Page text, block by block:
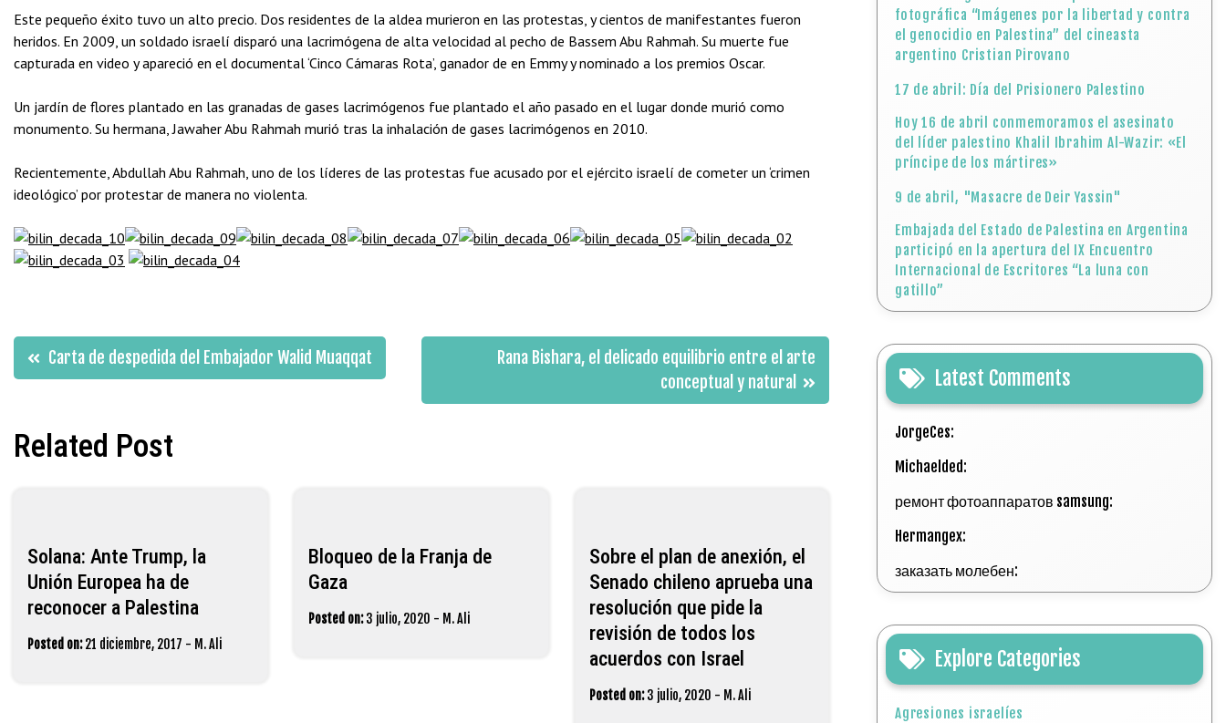
Este pequeño éxito tuvo un alto precio. Dos residentes de la aldea murieron en las protestas, y cientos de manifestantes fueron
heridos. En 2009, un soldado israelí disparó una lacrimógena de alta velocidad al pecho de Bassem Abu Rahmah. Su muerte fue
capturada en video y apareció en el documental ‘Cinco Cámaras Rota’, ganador de en Emmy y nominado a los premios Oscar.
Un jardín de flores plantado en las granadas de gases lacrimógenos fue plantado el año pasado en el lugar donde murió como
monumento. Su hermana, Jawaher Abu Rahmah murió tras la inhalación de gases lacrimógenos en 2010.
Recientemente, Abdullah Abu Rahmah, uno de los líderes de las protestas fue acusado por el ejército israelí de cometer un ‘crimen
ideológico’ por protestar de manera no violenta.
Navegación
entradas
Carta de despedida del Embajador Walid Muaqqat
Rana Bishara, el delicado equilibrio entre el arte
conceptual y natural
Related Post
Solana: Ante Trump, la
Unión Europea ha de
reconocer a Palestina
Posted on: 21 diciembre, 2017 - M. Ali
Bloqueo de la Franja de
Gaza
Posted on: 3 julio, 2020 - M. Ali
Sobre el plan de anexión, el
Senado chileno aprueba una
resolución que pide la
revisión de todos los
acuerdos con Israel
Posted on: 3 julio, 2020 - M. Ali
fotográfica “Imágenes por la libertad y contra
el genocidio en Palestina” del cineasta
argentino Cristian Pirovano
17 de abril: Día del Prisionero Palestino
Hoy 16 de abril conmemoramos el asesinato
del líder palestino Khalil Ibrahim Al-Wazir: «El
príncipe de los mártires»
9 de abril, "Masacre de Deir Yassin"
Embajada del Estado de Palestina en Argentina
participó en la apertura del IX Encuentro
Internacional de Escritores “La luna con
gatillo”
Latest Comments
JorgeCes:
Michaelded:
ремонт фотоаппаратов samsung:
Hermangex:
заказать молебен:
Explore Categories
Agresiones israelíes